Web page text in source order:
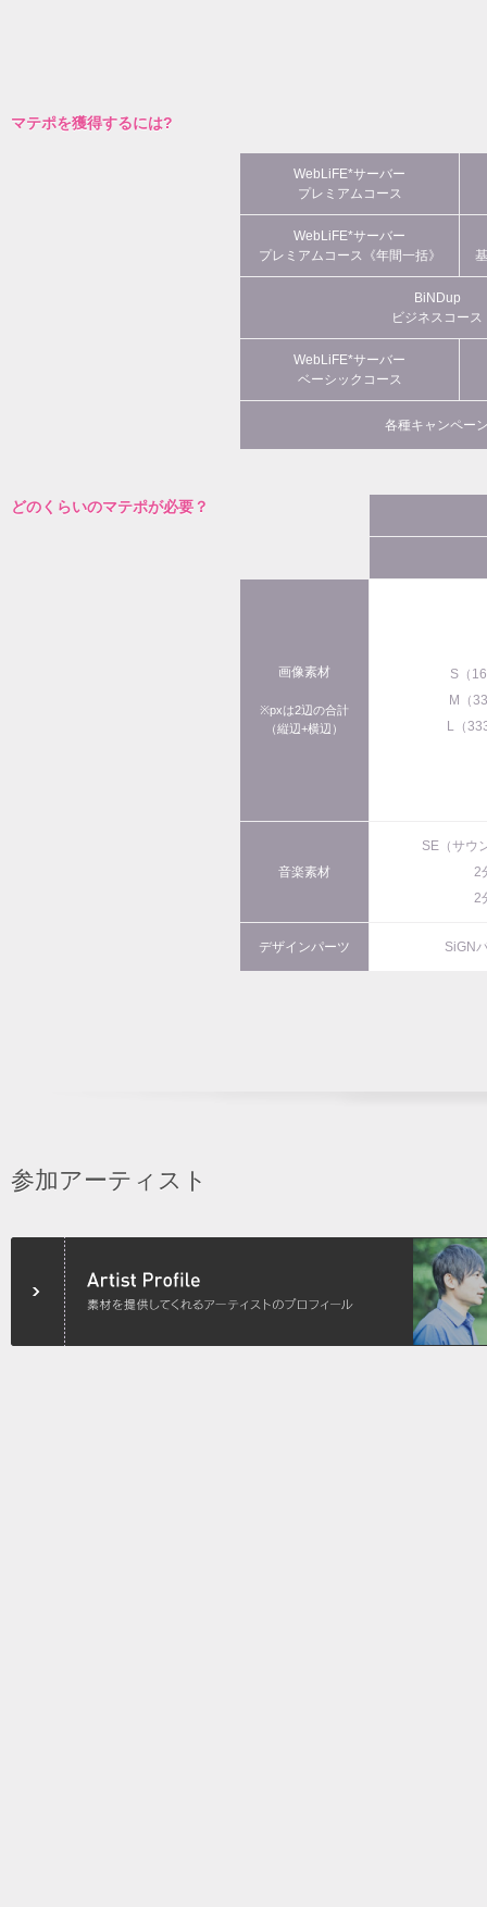
マテポを獲得するには?
WebLiFE*サーバー
プレミアムコース
WebLiFE*サーバー
プレミアムコース《年間一括》
BiNDup
ビジネスコース
WebLiFE*サーバー
ベーシックコース
各種キャンペー
どのくらいのマテポが必要？
画像素材
※pxは2辺の合計
（縦辺+横辺）
S（
M（
L（
音楽素材
SE（サウ
2
2
デザインパーツ SiGN
参加アーティスト